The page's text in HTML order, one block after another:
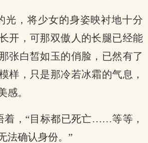
光，将少女的身姿映衬地十分
开，可那双傲人的长腿已经能
张白皙如玉的俏脸，已然有了
样，只是那冷若冰霜的气息，
感。
着，“目标都已死亡……等等，
法确认身份。”